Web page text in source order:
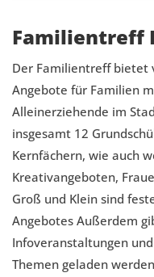
Familientreff
Der Familientreff bietet
Angebote für Familien
Alleinerziehende im
insgesamt 12
Kernfächern, wie auch
Kreativangeboten,
Groß und Klein sind
Angebotes Außerdem
Infoveranstaltungen
Themen geladen